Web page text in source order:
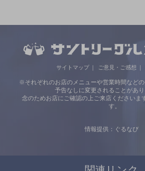
サイトマップ ご意見・ご感想
※それぞれのお店のメニューや営業時間などの
予告なしに変更されることがあり
念のためお店にご確認の上ご来店くださいま
す。
情報提供：ぐるなび